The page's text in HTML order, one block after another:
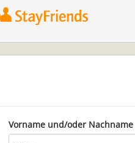
Vorname und/oder Nachname